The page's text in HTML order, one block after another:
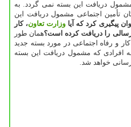
دریافت این بسته نمی گردد. به
تأمین اجتماعی مشمول دریافت این
پیگیری کرد که آیا وزارت تعاون، کار
را دریافت کرده است؟همان طور
کار و رفاه اجتماعی در مورد بسته جدید
افرادی که مشمول دریافت این بسته
خواهد شد.